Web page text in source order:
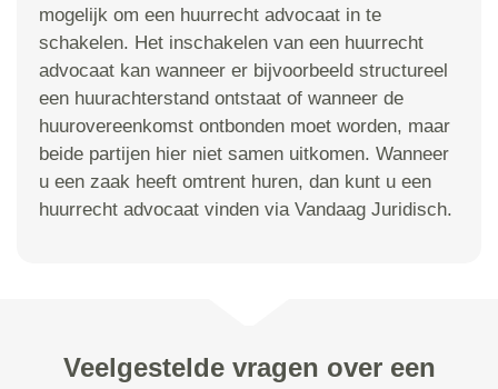
mogelijk om een huurrecht advocaat in te
schakelen. Het inschakelen van een huurrecht
advocaat kan wanneer er bijvoorbeeld structureel
een huurachterstand ontstaat of wanneer de
huurovereenkomst ontbonden moet worden, maar
beide partijen hier niet samen uitkomen. Wanneer
u een zaak heeft omtrent huren, dan kunt u een
huurrecht advocaat vinden via Vandaag Juridisch.
Veelgestelde vragen over een